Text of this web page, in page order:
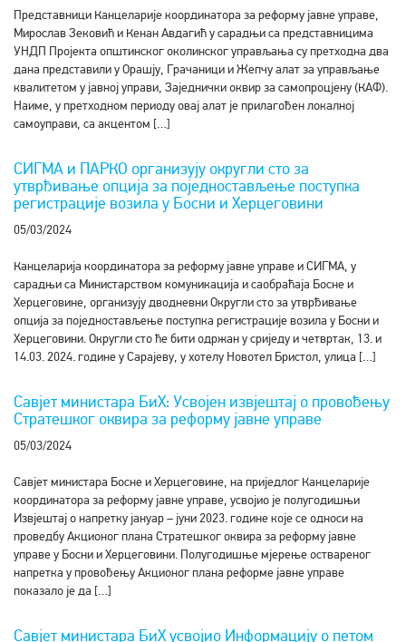
Представници Канцеларије координатора за реформу јавне управе,
Мирослав Зековић и Кенан Авдагић у сарадњи са представницима
УНДП Пројекта општинског околинског управљања су претходна два
дана представили у Орашју, Грачаници и Жепчу алат за управљање
квалитетом у јавној управи, Заједнички оквир за самопроцјену (КАФ).
Наиме, у претходном периоду овај алат је прилагођен локалној
самоуправи, са акцентом […]
СИГМА и ПАРКО организују округли сто за
утврђивање опција за поједностављење поступка
регистрације возила у Босни и Херцеговини
05/03/2024
Канцеларија координатора за реформу јавне управе и СИГМА, у
сарадњи са Министарством комуникација и саобраћаја Босне и
Херцеговине, организују дводневни Округли сто за утврђивање
опција за поједностављење поступка регистрације возила у Босни и
Херцеговини. Округли сто ће бити одржан у сриједу и четвртак, 13. и
14.03. 2024. године у Сарајеву, у хотелу Новотел Бристол, улица […]
Савјет министара БиХ: Усвојен извјештај о провођењу
Стратешког оквира за реформу јавне управе
05/03/2024
Савјет министара Босне и Херцеговине, на приједлог Канцеларије
координатора за реформу јавне управе, усвојио је полугодишњи
Извјештај о напретку јануар – јуни 2023. године које се односи на
проведбу Акционог плана Стратешког оквира за реформу јавне
управе у Босни и Херцеговини. Полугодишње мјерење оствареног
напретка у провођењу Акционог плана реформе јавне управе
показало је да […]
Савјет министара БиХ усвојио Информацију о петом